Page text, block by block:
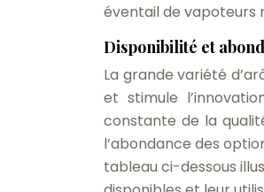
éventail de vapoteurs
Disponibilité et
La grande variété
et stimule
constante de la
l’abondance des
tableau ci-dessous